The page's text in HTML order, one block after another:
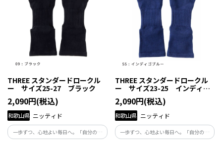
THREE スタンダードロークル
ー サイズ25-27 ブラック
2,090円(税込)
和歌山県 ニッティド
一歩ずつ、心地よい毎日へ。「自分の体
と向き合い、自分らしくくらしたい」と
THREE スタンダードロークル
ー サイズ23-25 インディゴ
2,090円(税込)
和歌山県 ニッティド
一歩ずつ、心地よい毎日へ。「自分の体
と向き合い、自分らしくくらしたい」と